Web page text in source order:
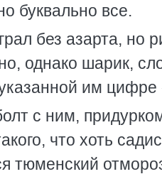
буквально все.
без азарта, но
однако шарик,
им цифре
с ним,
что хоть
тюменский